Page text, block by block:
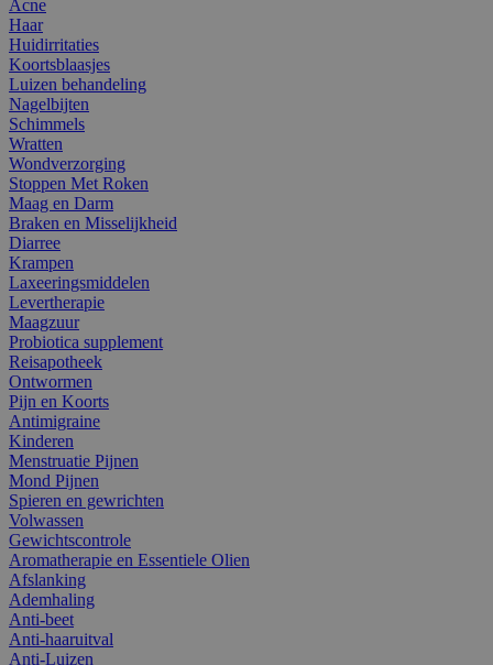
Acne
Haar
Huidirritaties
Koortsblaasjes
Luizen behandeling
Nagelbijten
Schimmels
Wratten
Wondverzorging
Stoppen Met Roken
Maag en Darm
Braken en Misselijkheid
Diarree
Krampen
Laxeeringsmiddelen
Levertherapie
Maagzuur
Probiotica supplement
Reisapotheek
Ontwormen
Pijn en Koorts
Antimigraine
Kinderen
Menstruatie Pijnen
Mond Pijnen
Spieren en gewrichten
Volwassen
Gewichtscontrole
Aromatherapie en Essentiele Olien
Afslanking
Ademhaling
Anti-beet
Anti-haaruitval
Anti-Luizen